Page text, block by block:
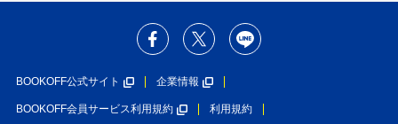
BOOKOFF公式サイト 企業情報
BOOKOFF会員サービス利用規約 利用規約